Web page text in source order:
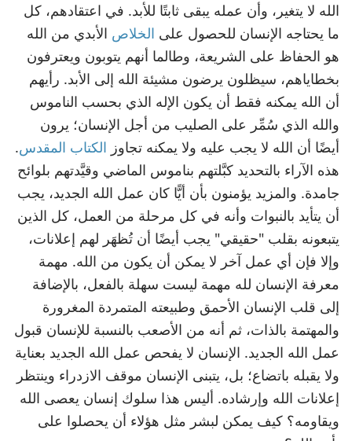
الله لا يتغير، وأن عمله يبقى ثابتًا للأبد. في اعتقادهم، كل
ما يحتاجه الإنسان للحصول على الخلاص الأبدي من الله
هو الحفاظ على الشريعة، وطالما أنهم يتوبون ويعترفون
بخطاياهم، سيظلون يرضون مشيئة الله إلى الأبد. رأيهم
أن الله يمكنه فقط أن يكون الإله الذي بحسب الناموس
والله الذي سُمِّر على الصليب من أجل الإنسان؛ يرون
أيضًا أن الله لا يجب عليه ولا يمكنه تجاوز الكتاب المقدس.
هذه الآراء بالتحديد كبَّلتهم بناموس الماضي وقيَّدتهم بلوائح
جامدة. والمزيد يؤمنون بأن أيًّا كان عمل الله الجديد، يجب
أن يتأيد بالنبوات وأنه في كل مرحلة من العمل، كل الذين
يتبعونه بقلب "حقيقي" يجب أيضًا أن تُظهَر لهم إعلانات،
وإلا فإن أي عمل آخر لا يمكن أن يكون من الله. مهمة
معرفة الإنسان لله مهمة ليست سهلة بالفعل، بالإضافة
إلى قلب الإنسان الأحمق وطبيعته المتمردة المغرورة
والمهتمة بالذات، ثم أنه من الأصعب بالنسبة للإنسان قبول
عمل الله الجديد. الإنسان لا يفحص عمل الله الجديد بعناية
ولا يقبله باتضاع؛ بل، يتبنى الإنسان موقف الازدراء وينتظر
إعلانات الله وإرشاده. أليس هذا سلوك إنسان يعصى الله
ويقاومه؟ كيف يمكن لبشر مثل هؤلاء أن يحصلوا على